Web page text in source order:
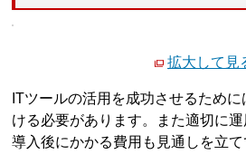
拡大して見
ITツールの活用を成功させるため
ける必要があります。また適切に運
導入後にかかる費用も見通しを立